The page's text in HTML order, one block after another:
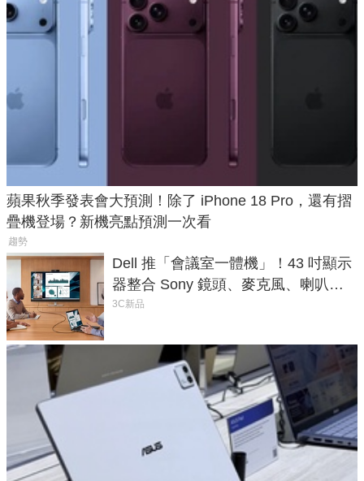
蘋果秋季發表會大預測！除了 iPhone 18 Pro，還有摺
疊機登場？新機亮點預測一次看
趨勢
Dell 推「會議室一體機」！43 吋顯示
器整合 Sony 鏡頭、麥克風、喇叭，
一條 USB-C 就能開會
3C新品